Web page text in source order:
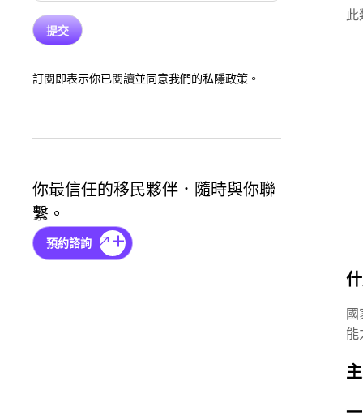
訂閱即表示你已閱讀並同意我們的私隱政策。
你最信任的移民夥伴．隨時與你聯
繫。
預約諮詢
此
能